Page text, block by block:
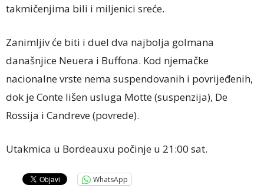
takmičenjima bili i miljenici sreće.
Zanimljiv će biti i duel dva najbolja golmana
današnjice Neuera i Buffona. Kod njemačke
nacionalne vrste nema suspendovanih i povrijeđenih,
dok je Conte lišen usluga Motte (suspenzija), De
Rossija i Candreve (povrede).
Utakmica u Bordeauxu počinje u 21:00 sat.
WhatsApp